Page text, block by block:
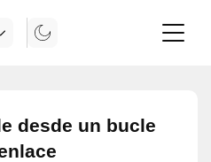
desde un bucle